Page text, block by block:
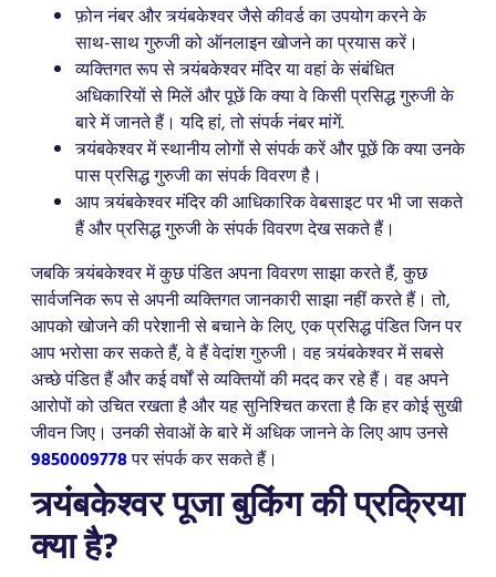
फ़ोन नंबर और त्र्यंबकेश्वर जैसे कीवर्ड का उपयोग करने के
साथ-साथ गुरुजी को ऑनलाइन खोजने का प्रयास करें।
व्यक्तिगत रूप से त्र्यंबकेश्वर मंदिर या वहां के संबंधित
अधिकारियों से मिलें और पूछें कि क्या वे किसी प्रसिद्ध गुरुजी के
बारे में जानते हैं। यदि हां, तो संपर्क नंबर मांगें.
त्र्यंबकेश्वर में स्थानीय लोगों से संपर्क करें और पूछें कि क्या उनके
पास प्रसिद्ध गुरुजी का संपर्क विवरण है।
आप त्र्यंबकेश्वर मंदिर की आधिकारिक वेबसाइट पर भी जा सकते
हैं और प्रसिद्ध गुरुजी के संपर्क विवरण देख सकते हैं।
जबकि त्र्यंबकेश्वर में कुछ पंडित अपना विवरण साझा करते हैं, कुछ
सार्वजनिक रूप से अपनी व्यक्तिगत जानकारी साझा नहीं करते हैं। तो,
आपको खोजने की परेशानी से बचाने के लिए, एक प्रसिद्ध पंडित जिन पर
आप भरोसा कर सकते हैं, वे हैं वेदांश गुरुजी। वह त्र्यंबकेश्वर में सबसे
अच्छे पंडित हैं और कई वर्षों से व्यक्तियों की मदद कर रहे हैं। वह अपने
आरोपों को उचित रखता है और यह सुनिश्चित करता है कि हर कोई सुखी
जीवन जिए। उनकी सेवाओं के बारे में अधिक जानने के लिए आप उनसे
9850009778पर संपर्क कर सकते हैं।
त्र्यंबकेश्वर पूजा बुकिंग की प्रक्रिया
क्या है?